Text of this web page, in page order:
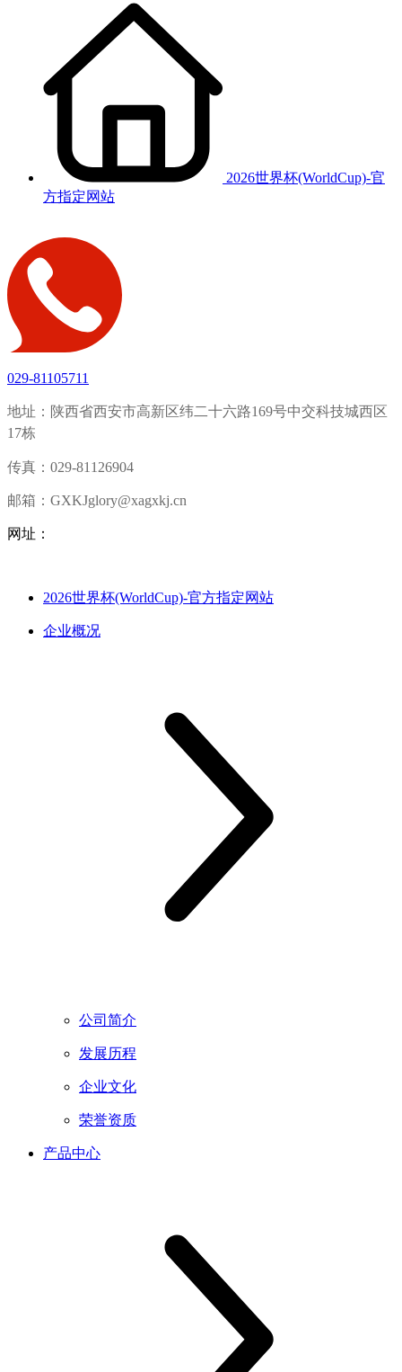
2026世界杯(WorldCup)-官
方指定网站
029-81105711
地址：陕西省西安市高新区纬二十六路169号中交科技城西区
17栋
传真：029-81126904
邮箱：GXKJglory@xagxkj.cn
网址：
2026世界杯(WorldCup)-官方指定网站
企业概况
公司简介
发展历程
企业文化
荣誉资质
产品中心